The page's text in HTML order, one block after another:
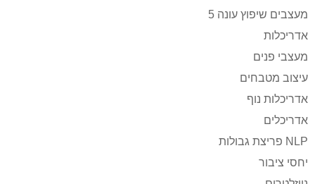
מעצבים שיפוץ עונה 5
אדריכלות
מעצבי פנים
עיצוב מטבחים
אדריכלות נוף
אדריכלים
NLP פריצת גבולות
יחסי ציבור